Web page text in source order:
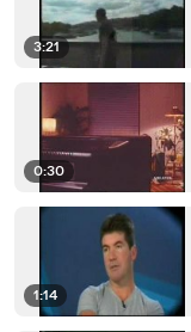
3:21
0:30
1:14